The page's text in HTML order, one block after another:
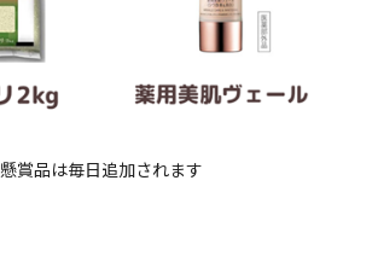
懸賞品は毎日追加されます